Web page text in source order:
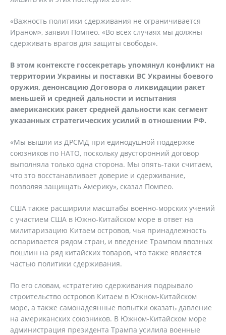
«Важность политики сдерживания не ограничивается
Ираном», заявил Помпео. «Во всех случаях мы должны
сдерживать врагов для защиты свободы».
В этом контексте госсекретарь упомянул конфликт на
территории Украины и поставки ВС Украины боевого
оружия, денонсацию Договора о ликвидации ракет
меньшей и средней дальности и испытания
американских ракет средней дальности как сегмент
указанных стратегических усилий в отношении РФ.
«Мы вышли из ДРСМД при единодушной поддержке
союзников по НАТО, поскольку двусторонний договор
выполняла только одна сторона. Мы опять-таки считаем,
что это восстанавливает доверие и сдерживание,
позволяя защищать Америку», сказал Помпео.
США также расширили масштабы военно-морских учений
с участием США в Южно-Китайском море в ответ на
милитаризацию Китаем островов, чья принадлежность
оспаривается рядом стран, и введение Трампом ввозных
пошлин на ряд китайских товаров, что также является
частью политики сдерживания.
По его словам, «стратегию сдерживания подрывало
строительство островов Китаем в Южном-Китайском
море, а также самонадеянные попытки оказать давление
на американских союзников. В Южном-Китайском море
администрация президента Трампа усилила военные